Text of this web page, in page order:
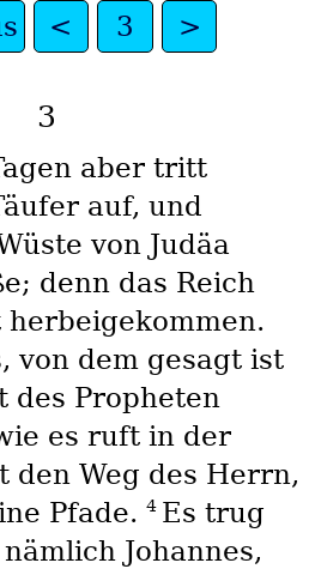
< 3 >
3
aber tritt
auf, und
von Judäa
denn das Reich
von dem gesagt ist
des Propheten
es ruft in der
den Weg des Herrn,
Pfade. 4 Es trug
Johannes,